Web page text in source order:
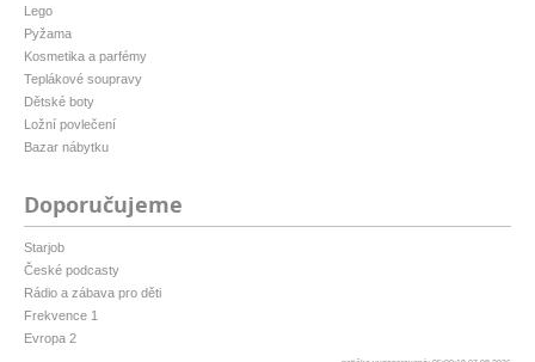
Lego
Pyžama
Kosmetika a parfémy
Teplákové soupravy
Dětské boty
Ložní povlečení
Bazar nábytku
Doporučujeme
Starjob
České podcasty
Rádio a zábava pro děti
Frekvence 1
Evropa 2